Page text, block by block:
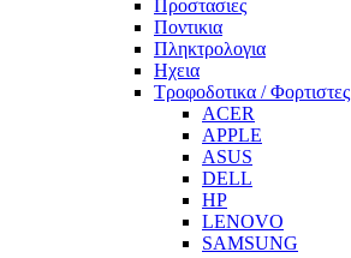
Προστασιες
Ποντικια
Πληκτρολογια
Ηχεια
Τροφοδοτικα / Φορτιστες
ACER
APPLE
ASUS
DELL
HP
LENOVO
SAMSUNG